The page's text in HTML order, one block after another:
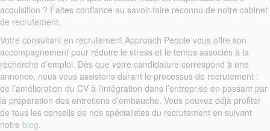
acquisition ? Faites confiance au savoir-faire reconnu de notre cabinet
de recrutement.
Votre consultant en recrutement Approach People vous offre son
accompagnement pour réduire le stress et le temps associés à la
recherche d’emploi. Dès que votre candidature correspond à une
annonce, nous vous assistons durant le processus de recrutement :
de l’amélioration du CV à l’intégration dans l’entreprise en passant par
la préparation des entretiens d’embauche. Vous pouvez déjà profiter
de tous les conseils de nos spécialistes du recrutement en suivant
notre blog.